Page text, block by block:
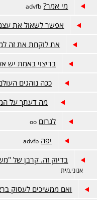
מי אמר? advfb
אפשר לשאול את
את לוקחת את זה
בריצוי באמת יש
ככה נוהגים
מה דעתך על
לגרום oo
יפה advfb
בדיוק זה. קרבן של
אנוני.מית
ואם ממשיכים לעסוק